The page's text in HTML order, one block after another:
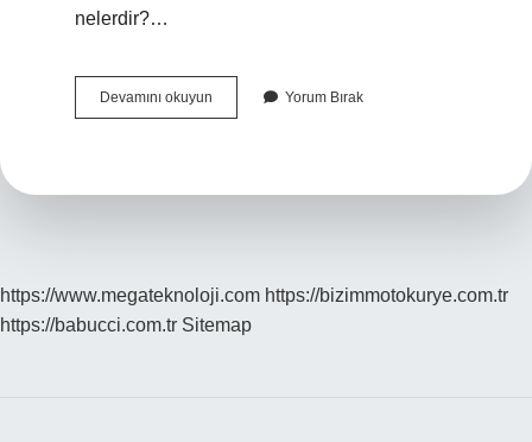
nelerdir?…
Devamını okuyun Betimsel
Makale
Yorum Bırak
https://www.megateknoloji.com https://bizimmotokurye.com.tr
https://babucci.com.tr Sitemap